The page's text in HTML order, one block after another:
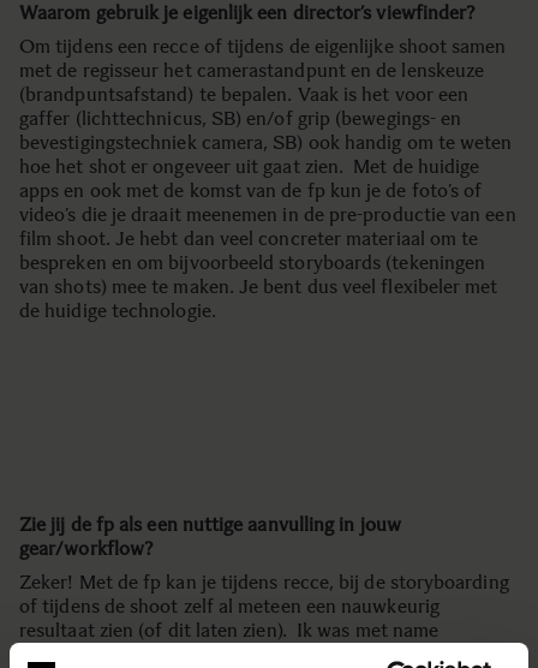
Waarom gebruik je eigenlijk een director’s viewfinder?
Om tijdens een recce of tijdens de eigenlijke shoot samen
met de regisseur het camerastandpunt en de lenskeuze
(brandpuntsafstand) te bepalen. Vaak is het voor een
gaffer (lichttechnicus, SB) en/of grip (bewegings- en
bevestigingstechniek camera, SB) ook handig om te weten
hoe het shot er ongeveer uit gaat zien. Met de huidige
apps en ook met de komst van de fp kun je de foto’s of
video’s die je draait meenemen in de pre-productie van een
film shoot. Je hebt dan veel concreter materiaal om te
bespreken en om bijvoorbeeld storyboards (tekeningen
van shots) mee te maken. Je bent dus veel flexibeler met
de huidige technologie.
Zie jij de fp als een nuttige aanvulling in jouw
gear/workflow?
Zeker! Met de fp kan je tijdens recce, bij de storyboarding
of tijdens de shoot zelf al meteen een nauwkeurig
resultaat zien (of dit laten zien). Ik was met name